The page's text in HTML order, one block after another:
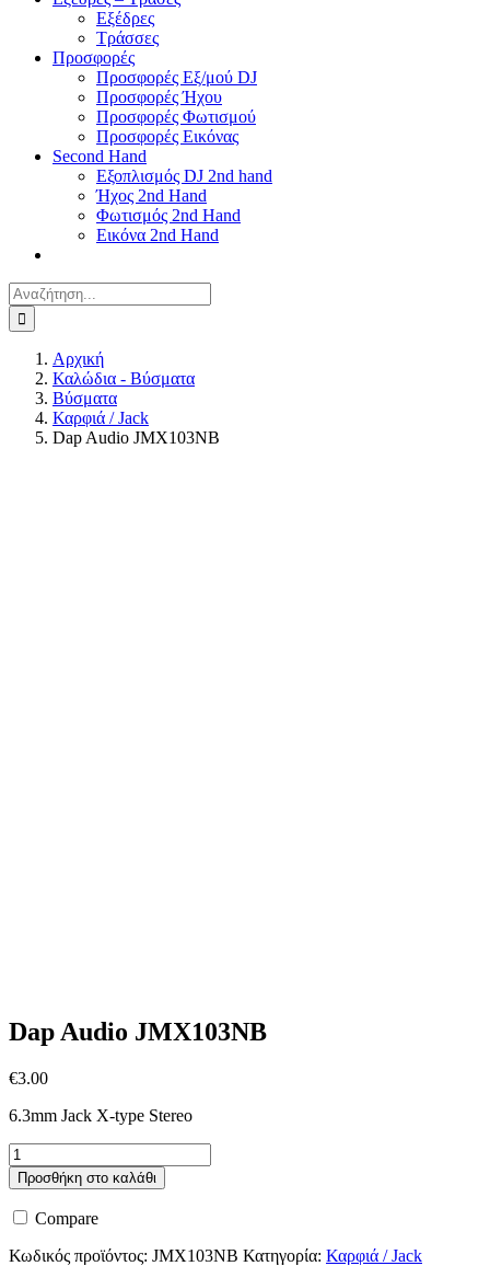
Εξέδρες
Τράσσες
Προσφορές
Προσφορές Εξ/μού DJ
Προσφορές Ήχου
Προσφορές Φωτισμού
Προσφορές Εικόνας
Second Hand
Εξοπλισμός DJ 2nd hand
Ήχος 2nd Hand
Φωτισμός 2nd Hand
Εικόνα 2nd Hand
Αναζήτηση
για:
Αρχική
Καλώδια - Βύσματα
Βύσματα
Καρφιά / Jack
Dap Audio JMX103NB
Dap Audio JMX103NB
€3.00
6.3mm Jack X-type Stereo
Dap
Audio
JMX103NB
ποσότητα
Προσθήκη στο καλάθι
Compare
Κωδικός προϊόντος: JMX103NB Κατηγορία: Καρφιά / Jack